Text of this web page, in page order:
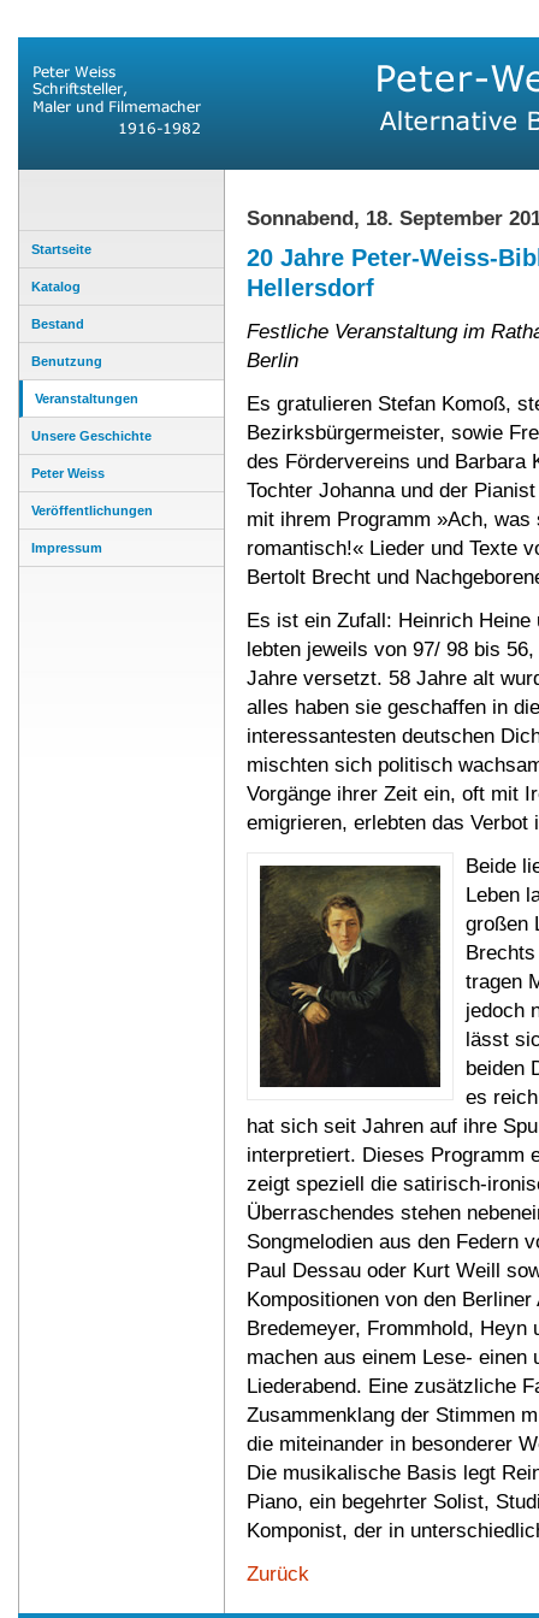
Startseite
Katalog
Bestand
Benutzung
Veranstaltungen
Unsere Geschichte
Peter Weiss
Veröffentlichungen
Impressum
Sonnabend, 18. September
20 Jahre Peter-Weiss-
Hellersdorf
Festliche Veranstaltung im
Berlin
Es gratulieren Stefan Komoß,
Bezirksbürgermeister, sowie
des Fördervereins und Barbara
Tochter Johanna und der
mit ihrem Programm »Ach, was
romantisch!« Lieder und Texte
Bertolt Brecht und
Es ist ein Zufall: Heinrich Heine
lebten jeweils von 97/ 98 bis
Jahre versetzt. 58 Jahre alt
alles haben sie geschaffen in
interessantesten deutschen
mischten sich politisch
Vorgänge ihrer Zeit ein, oft mit
emigrieren, erlebten das
Beide
Leben
großen
tragen
jedoch
lässt
beiden
es
hat sich seit Jahren auf ihre
interpretiert. Dieses Programm
zeigt speziell die satirisch-
Überraschendes stehen
Songmelodien aus den Federn
Paul Dessau oder Kurt Weill
Kompositionen von den Berliner
Bredemeyer, Frommhold, Heyn
machen aus einem Lese- einen
Liederabend. Eine zusätzliche
Zusammenklang der Stimmen
die miteinander in besonderer
Die musikalische Basis legt
Piano, ein begehrter Solist,
Komponist, der in
Zurück